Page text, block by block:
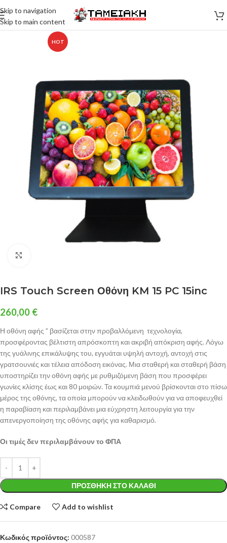
Skip to navigation
Skip to main content
HOT
IRS Touch Screen Οθόνη KM 15 PC 15inc
260,00 €
Η οθόνη αφής ” βασίζεται στην προβαλλόμενη τεχνολογία,
προσφέροντας βέλτιστη απρόσκοπτη και ακριβή απόκριση αφής. Λόγω
της γυάλινης επικάλυψης του, εγγυάται υψηλή αντοχή, αντοχή στις
γρατσουνιές και τέλεια απόδοση εικόνας. Μια σταθερή και σταθερή βάση
υποστηρίζει την οθόνη αφής με ρυθμιζόμενη βάση που προσφέρει
γωνίες κλίσης έως και 80 μοιρών. Τα κουμπιά μενού βρίσκονται στο πίσω
μέρος της οθόνης, τα οποία μπορούν να κλειδωθούν για να αποφευχθεί
η παραβίαση και περιλαμβάνει μια εύχρηστη λειτουργία για την
απενεργοποίηση της οθόνης αφής για καθαρισμό.
Οι τιμές δεν περιλαμβάνουν το ΦΠΑ
ΠΡΟΣΘΉΚΗ ΣΤΟ ΚΑΛΆΘΙ
Compare Add to wishlist
Κωδικός προϊόντος: 000587